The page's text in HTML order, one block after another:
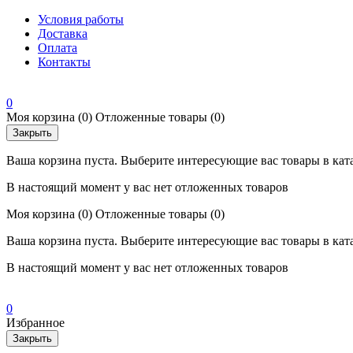
Условия работы
Доставка
Оплата
Контакты
0
Моя корзина (0) Отложенные товары (0)
Закрыть
Ваша корзина пуста. Выберите интересующие вас товары в
В настоящий момент у вас нет отложенных товаров
Моя корзина (0) Отложенные товары (0)
Ваша корзина пуста. Выберите интересующие вас товары в
В настоящий момент у вас нет отложенных товаров
0
Избранное
Закрыть